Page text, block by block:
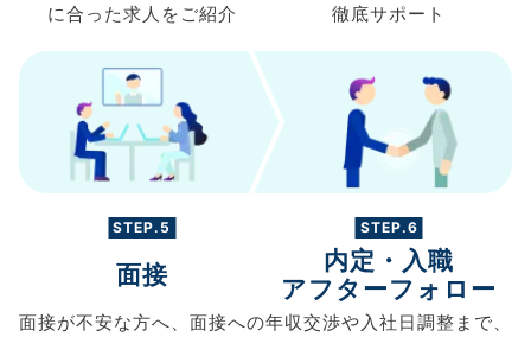
に合った求人を ご紹介
徹底サポート
STEP.5
面接
面接が不安な方へ、 面接への
STEP.6
内定・入職
アフターフォロー
年収交渉や入社日調整まで、